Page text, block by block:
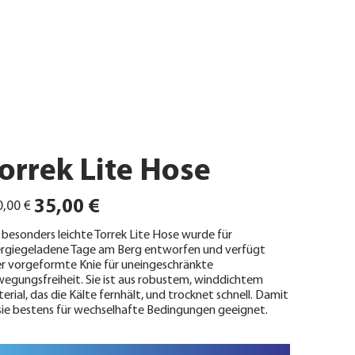
Lite Hose
€ Angebotspreis
35,00 €
besonders leichte Torrek Lite Hose wurde für
Tage am Berg entworfen und verfügt
vorgeformte Knie für uneingeschränkte
Sie ist aus robustem, winddichtem
das die Kälte fernhält, und trocknet schnell. Damit
bestens für wechselhafte Bedingungen geeignet.